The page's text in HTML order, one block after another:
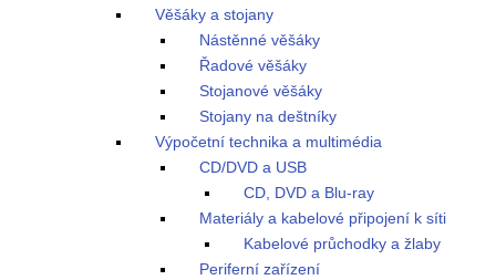
Věšáky a stojany
Nástěnné věšáky
Řadové věšáky
Stojanové věšáky
Stojany na deštníky
Výpočetní technika a multimédia
CD/DVD a USB
CD, DVD a Blu-ray
Materiály a kabelové připojení k síti
Kabelové průchodky a žlaby
Periferní zařízení